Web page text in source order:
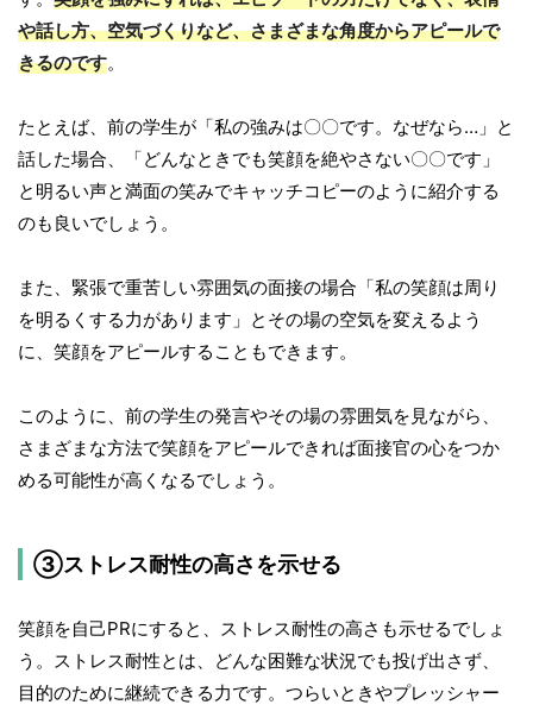
や話し方、空気づくりなど、さまざまな角度からアピールで
きるのです。
たとえば、前の学生が「私の強みは〇〇です。なぜなら…」と
話した場合、「どんなときでも笑顔を絶やさない〇〇です」
と明るい声と満面の笑みでキャッチコピーのように紹介する
のも良いでしょう。
また、緊張で重苦しい雰囲気の面接の場合「私の笑顔は周り
を明るくする力があります」とその場の空気を変えるよう
に、笑顔をアピールすることもできます。
このように、前の学生の発言やその場の雰囲気を見ながら、
さまざまな方法で笑顔をアピールできれば面接官の心をつか
める可能性が高くなるでしょう。
③ストレス耐性の高さを示せる
笑顔を自己PRにすると、ストレス耐性の高さも示せるでしょ
う。ストレス耐性とは、どんな困難な状況でも投げ出さず、
目的のために継続できる力です。つらいときやプレッシャー